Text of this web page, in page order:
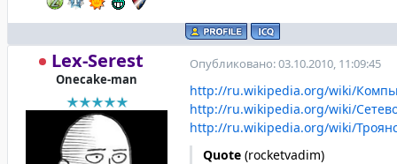
Lex-Serest
Onecake-man
Опубликовано: 03.10.2010, 11:09:45
http://ru.wikipedia.org/wiki/
http://ru.wikipedia.org/wiki/
http://ru.wikipedia.org/wiki/
Quote (rocketvadim)